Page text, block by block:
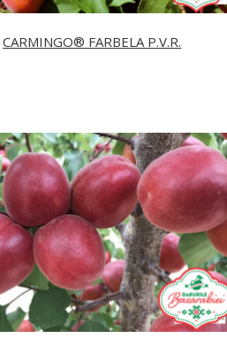
CARMINGO® FARBELA P.V.R.